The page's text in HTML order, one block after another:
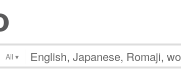
All ▾